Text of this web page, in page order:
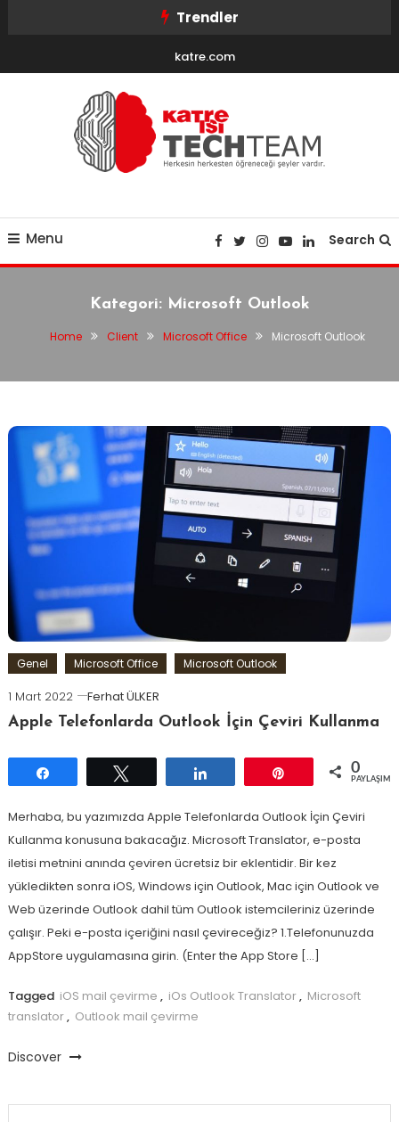
Trendler
katre.com
Menu Search
Kategori: Microsoft Outlook
Home Client Microsoft Office Microsoft Outlook
Genel Microsoft Office Microsoft Outlook
1 Mart 2022
Ferhat ÜLKER
Apple Telefonlarda Outlook İçin Çeviri Kullanma
0
Merhaba, bu yazımızda Apple Telefonlarda Outlook İçin Çeviri
Kullanma konusuna bakacağız. Microsoft Translator, e-posta
iletisi metnini anında çeviren ücretsiz bir eklentidir. Bir kez
yükledikten sonra iOS, Windows için Outlook, Mac için Outlook ve
Web üzerinde Outlook dahil tüm Outlook istemcileriniz üzerinde
çalışır. Peki e-posta içeriğini nasıl çevireceğiz? 1.Telefonunuzda
AppStore uygulamasına girin. (Enter the App Store […]
Tagged iOS mail çevirme , iOs Outlook Translator, Microsoft
translator, Outlook mail çevirme
Discover